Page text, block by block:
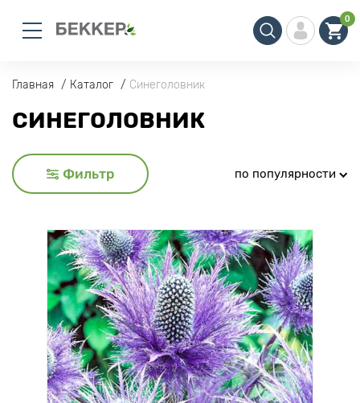
0
Главная Каталог Синеголовник
СИНЕГОЛОВНИК
Фильтр по популярности